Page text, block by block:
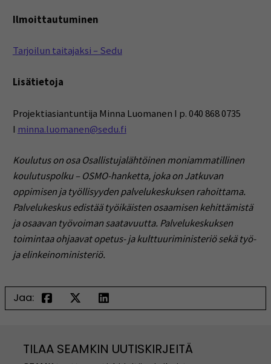
Ilmoittautuminen
Tarjoilun taitajaksi – Sedu
Lisätietoja
Projektiasiantuntija Minna Luomanen I p. 040 868 0735
I minna.luomanen@sedu.fi
Koulutus on osa Osallistujalähtöinen moniammatillinen
koulutuspolku – OSMO-hanketta, joka on Jatkuvan
oppimisen ja työllisyyden palvelukeskuksen rahoittama.
Palvelukeskus edistää työikäisten osaamisen kehittämistä
ja osaavan työvoiman saatavuutta. Palvelukeskuksen
toimintaa ohjaavat opetus- ja kulttuuriministeriö sekä työ-
ja elinkeinoministeriö.
Jaa:
TILAA SEAMKIN UUTISKIRJEITÄ